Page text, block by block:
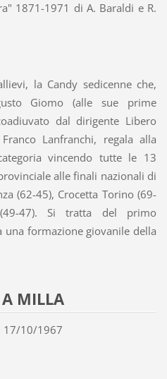
1871-1971 di A. Baraldi e R.
la Candy sedicenne che,
Giomo (alle sue prime
dal dirigente Libero
Lanfranchi, regala alla
vincendo tutte le 13
alle finali nazionali di
(62-45), Crocetta Torino (69-
47). Si tratta del primo
formazione giovanile della
MILLA
17/10/1967